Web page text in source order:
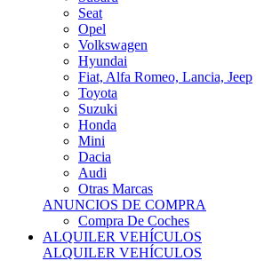
Seat
Opel
Volkswagen
Hyundai
Fiat, Alfa Romeo, Lancia, Jeep
Toyota
Suzuki
Honda
Mini
Dacia
Audi
Otras Marcas
ANUNCIOS DE COMPRA
Compra De Coches
ALQUILER VEHÍCULOS
ALQUILER VEHÍCULOS